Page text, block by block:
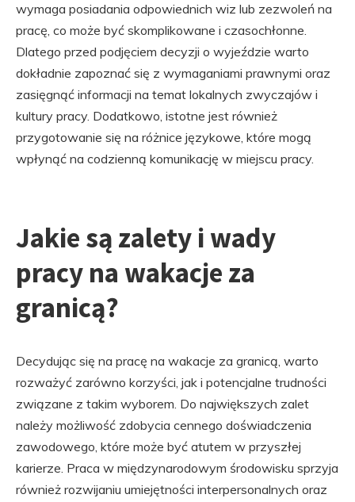
wymaga posiadania odpowiednich wiz lub zezwoleń na
pracę, co może być skomplikowane i czasochłonne.
Dlatego przed podjęciem decyzji o wyjeździe warto
dokładnie zapoznać się z wymaganiami prawnymi oraz
zasięgnąć informacji na temat lokalnych zwyczajów i
kultury pracy. Dodatkowo, istotne jest również
przygotowanie się na różnice językowe, które mogą
wpłynąć na codzienną komunikację w miejscu pracy.
Jakie są zalety i wady
pracy na wakacje za
granicą?
Decydując się na pracę na wakacje za granicą, warto
rozważyć zarówno korzyści, jak i potencjalne trudności
związane z takim wyborem. Do największych zalet
należy możliwość zdobycia cennego doświadczenia
zawodowego, które może być atutem w przyszłej
karierze. Praca w międzynarodowym środowisku sprzyja
również rozwijaniu umiejętności interpersonalnych oraz